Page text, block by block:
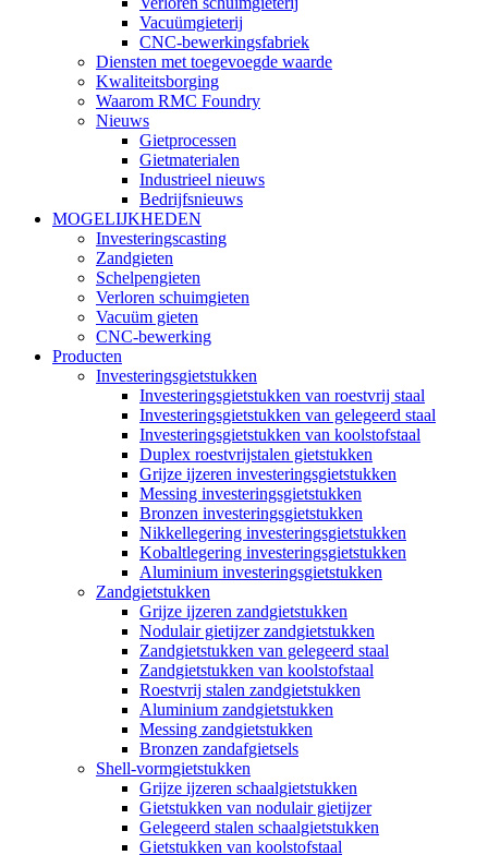
Vacuümgieterij
CNC-bewerkingsfabriek
Diensten met toegevoegde waarde
Kwaliteitsborging
Waarom RMC Foundry
Nieuws
Gietprocessen
Gietmaterialen
Industrieel nieuws
Bedrijfsnieuws
MOGELIJKHEDEN
Investeringscasting
Zandgieten
Schelpengieten
Verloren schuimgieten
Vacuüm gieten
CNC-bewerking
Producten
Investeringsgietstukken
Investeringsgietstukken van roestvrij staal
Investeringsgietstukken van gelegeerd staal
Investeringsgietstukken van koolstofstaal
Duplex roestvrijstalen gietstukken
Grijze ijzeren investeringsgietstukken
Messing investeringsgietstukken
Bronzen investeringsgietstukken
Nikkellegering investeringsgietstukken
Kobaltlegering investeringsgietstukken
Aluminium investeringsgietstukken
Zandgietstukken
Grijze ijzeren zandgietstukken
Nodulair gietijzer zandgietstukken
Zandgietstukken van gelegeerd staal
Zandgietstukken van koolstofstaal
Roestvrij stalen zandgietstukken
Aluminium zandgietstukken
Messing zandgietstukken
Bronzen zandafgietsels
Shell-vormgietstukken
Grijze ijzeren schaalgietstukken
Gietstukken van nodulair gietijzer
Gelegeerd stalen schaalgietstukken
Gietstukken van koolstofstaal